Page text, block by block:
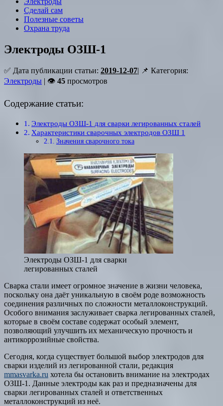
Сделай сам
Полезные советы
Охрана труда
Электроды ОЗШ-1
✅ Дата публикации статьи: 2019-12-07| 📌 Категория:
Электроды | 👁 45 просмотров
Содержание статьи:
Электроды ОЗШ-1 для сварки легированных сталей
Характеристики сварочных электродов ОЗШ 1
Значения сварочного тока
Электроды ОЗШ-1 для сварки
легированных сталей
Сварка стали имеет огромное значение в жизни человека,
поскольку она даёт уникальную в своём роде возможность
соединения различных по сложности металлоконструкций.
Особого внимания заслуживает сварка легированных сталей,
которые в своём составе содержат особый элемент,
позволяющий улучшить их механическую прочность и
антикоррозийные свойства.
Сегодня, когда существует большой выбор электродов для
сварки изделий из легированной стали, редакция
mmasvarka.ru хотела бы остановить внимание на электродах
ОЗШ-1. Данные электроды как раз и предназначены для
сварки легированных сталей и ответственных
металлоконструкций из неё.